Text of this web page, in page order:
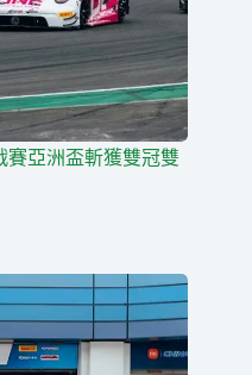
賽亞洲盃斬獲雙冠雙